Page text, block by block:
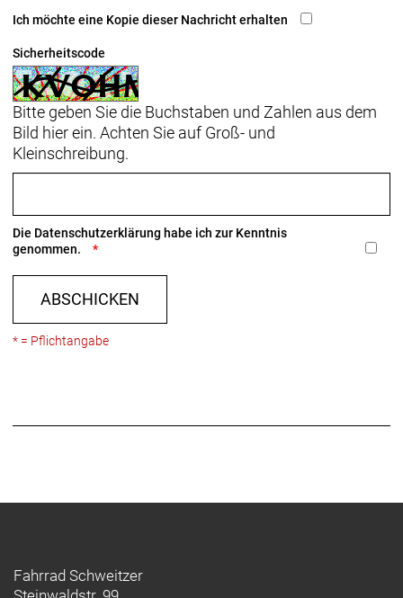
Ich möchte eine Kopie dieser Nachricht erhalten
Sicherheitscode
Bitte geben Sie die Buchstaben und Zahlen aus dem
Bild hier ein. Achten Sie auf Groß- und
Kleinschreibung.
Die Datenschutzerklärung habe ich zur Kenntnis
genommen.
ABSCHICKEN
* = Pflichtangabe
Fahrrad Schweitzer